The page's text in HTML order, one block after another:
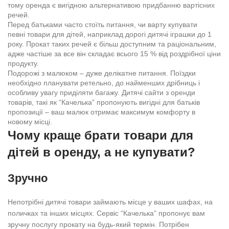
тому оренда є вигідною альтернативою придбанню вартісних
речей.
Перед батьками часто стоїть питання, чи варту купувати
певні товари для дітей, наприклад дорогі дитячі іграшки до 1
року. Прокат таких речей є більш доступним та раціональним,
адже частіше за все він складає всього 15 % від роздрібної ціни
продукту.
Подорожі з малюком – дуже делікатне питання. Поїздки
необхідно планувати ретельно, до найменших дрібниць і
особливу увагу приділяти багажу. Дитячі сайти з оренди
товарів, такі як “Качелька” пропонують вигідні для батьків
пропозиції – ваш малюк отримає максимум комфорту в
новому місці.
Чому краще брати товари для
дітей в оренду, а не купувати?
Зручно
Непотрібні дитячі товари займають місце у ваших шафах, на
поличках та інших місцях. Сервіс “Качелька” пропонує вам
зручну послугу прокату на будь-який термін. Потрібен